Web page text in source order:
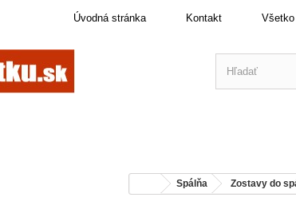
Úvodná stránka Kontakt
Spálňa Zostavy do